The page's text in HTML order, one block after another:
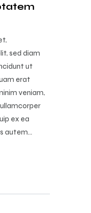
sed diam
ut
erat
veniam,
ex ea
autem…